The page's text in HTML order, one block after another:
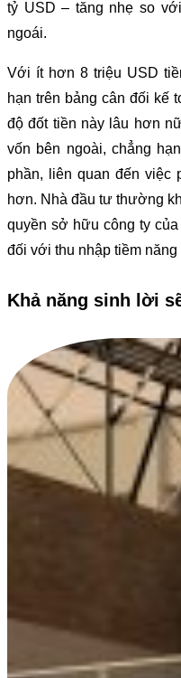
tỷ USD – tăng nhẹ so
ngoái.
Với ít hơn 8 triệu USD
hạn trên bảng cân đối kế
độ đốt tiền này lâu hơn
vốn bên ngoài, chẳng
phần, liên quan đến việc
hơn. Nhà đầu tư thường
quyền sở hữu công ty
đối với thu nhập tiềm
Khả năng sinh lời